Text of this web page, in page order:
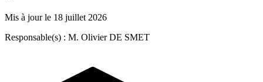
Mis à jour le 18 juillet 2026
Responsable(s) : M. Olivier DE SMET